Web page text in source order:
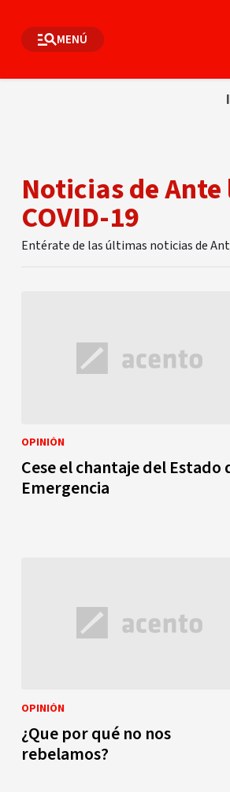
MENÚ
Noticias de
COVID-19
Entérate de las últimas noticias de
OPINIÓN
Cese el chantaje del Estado
Emergencia
OPINIÓN
¿Que por qué no nos
rebelamos?